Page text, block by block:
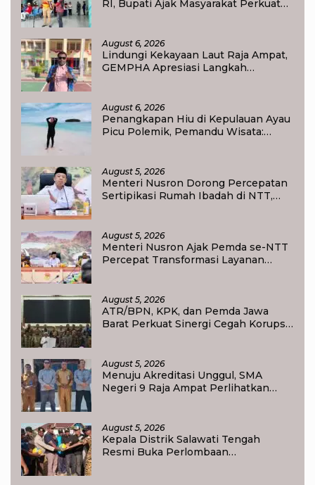
RI, Bupati Ajak Masyarakat Perkuat
August 6, 2026
Lindungi Kekayaan Laut Raja Ampat,
GEMPHA Apresiasi Langkah
August 6, 2026
Penangkapan Hiu di Kepulauan Ayau
Picu Polemik, Pemandu Wisata:
August 5, 2026
Menteri Nusron Dorong Percepatan
Sertipikasi Rumah Ibadah di NTT,
August 5, 2026
Menteri Nusron Ajak Pemda se-NTT
Percepat Transformasi Layanan
August 5, 2026
ATR/BPN, KPK, dan Pemda Jawa
Barat Perkuat Sinergi Cegah Korupsi,
August 5, 2026
Menuju Akreditasi Unggul, SMA
Negeri 9 Raja Ampat Perlihatkan
August 5, 2026
Kepala Distrik Salawati Tengah
Resmi Buka Perlombaan